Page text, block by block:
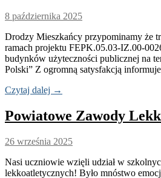
8 października 2025
Drodzy Mieszkańcy przypominamy że
ramach projektu FEPK.05.03-IZ.00-
budynków użyteczności publicznej na
Polski” Z ogromną satysfakcją
Czytaj dalej →
Powiatowe Zawody
26 września 2025
Nasi uczniowie wzięli udział w
lekkoatletycznych! Było mnóstwo